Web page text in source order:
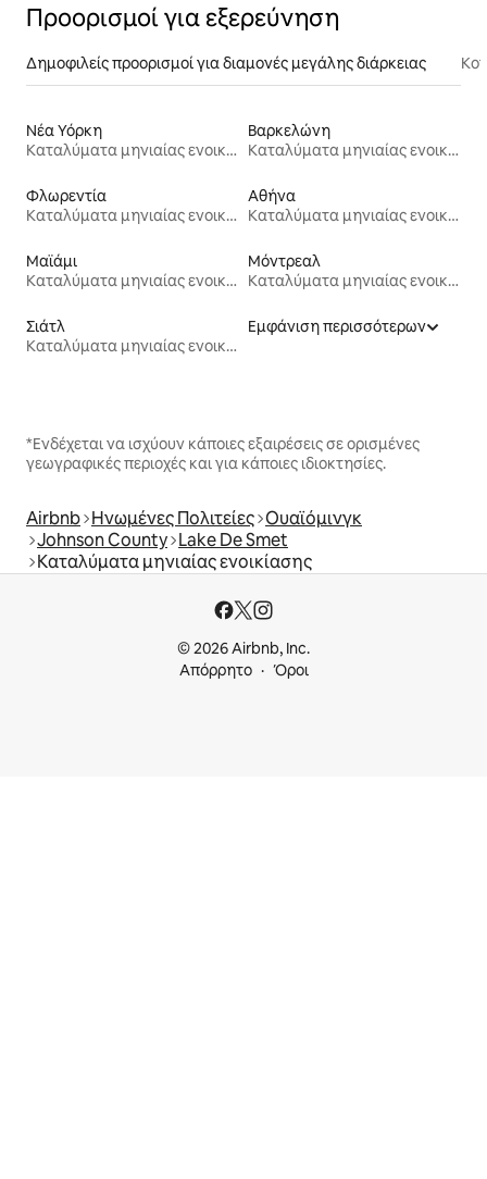
Προορισμοί για εξερεύνηση
Δημοφιλείς προορισμοί για διαμονές μεγάλης διάρκειας
Νέα Υόρκη
Καταλύματα μηνιαίας ενοικίασης
Βαρκελώνη
Καταλύματα μηνιαίας ενοικίασης
Φλωρεντία
Καταλύματα μηνιαίας ενοικίασης
Αθήνα
Καταλύματα μηνιαίας ενοικίασης
Μαϊάμι
Καταλύματα μηνιαίας ενοικίασης
Μόντρεαλ
Καταλύματα μηνιαίας ενοικίασης
Σιάτλ
Καταλύματα μηνιαίας ενοικίασης
Εμφάνιση περισσότερων
*Ενδέχεται να ισχύουν κάποιες εξαιρέσεις σε ορισμένες
γεωγραφικές περιοχές και για κάποιες ιδιοκτησίες.
Airbnb Ηνωμένες Πολιτείες Ουαϊόμινγκ
Johnson County Lake De Smet
Καταλύματα μηνιαίας ενοικίασης
© 2026 Airbnb, Inc.
Απόρρητο
Όροι